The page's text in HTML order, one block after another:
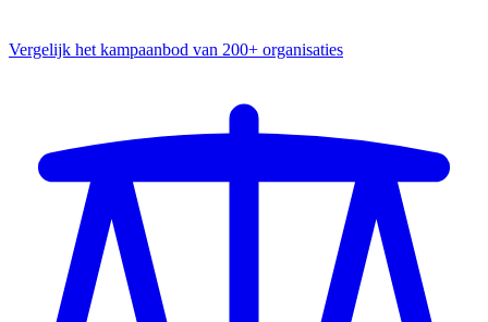
Vergelijk het kampaanbod van 200+ organisaties